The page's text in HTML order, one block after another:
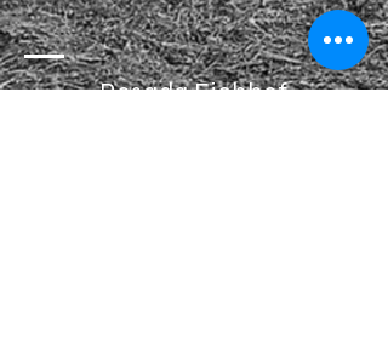
Posada Eichhof